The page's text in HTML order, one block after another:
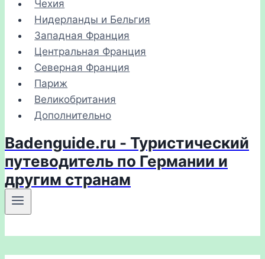
Чехия
Нидерланды и Бельгия
Западная Франция
Центральная Франция
Северная Франция
Париж
Великобритания
Дополнительно
Badenguide.ru - Туристический
путеводитель по Германии и
другим странам